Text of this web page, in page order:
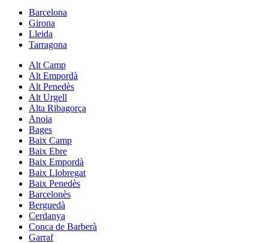
Barcelona
Girona
Lleida
Tarragona
Alt Camp
Alt Empordà
Alt Penedès
Alt Urgell
Alta Ribagorça
Anoia
Bages
Baix Camp
Baix Ebre
Baix Empordà
Baix Llobregat
Baix Penedès
Barcelonès
Berguedà
Cerdanya
Conca de Barberà
Garraf